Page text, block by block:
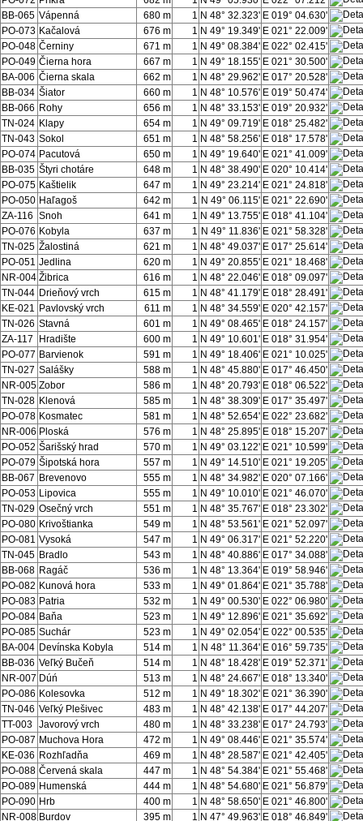
BB-065 Vápenná 680 m 1 N 48° 32.323' E 019° 04.630'
PO-073 Kačalová 676 m 1 N 49° 19.349' E 021° 22.009'
PO-048 Černiny 671 m 1 N 49° 08.384' E 022° 02.415'
PO-049 Čierna hora 667 m 1 N 49° 18.155' E 021° 30.500'
BA-006 Čierna skala 662 m 1 N 48° 29.962' E 017° 20.528'
BB-034 Šiator 660 m 1 N 48° 10.576' E 019° 50.474'
BB-066 Rohy 656 m 1 N 48° 33.153' E 019° 20.932'
TN-024 Klapy 654 m 1 N 49° 09.719' E 018° 25.482'
TN-043 Sokol 651 m 1 N 48° 58.256' E 018° 17.578'
PO-074 Pacutová 650 m 1 N 49° 19.640' E 021° 41.009'
BB-035 Štyri chotáre 648 m 1 N 48° 38.490' E 020° 10.414'
PO-075 Kaštielik 647 m 1 N 49° 23.214' E 021° 24.818'
PO-050 Haľagoš 642 m 1 N 49° 06.115' E 021° 22.690'
ZA-116 Snoh 641 m 1 N 49° 13.755' E 018° 41.104'
PO-076 Kobyla 637 m 1 N 49° 11.836' E 021° 58.328'
TN-025 Žalostiná 621 m 1 N 48° 49.037' E 017° 25.614'
PO-051 Jedlina 620 m 1 N 49° 20.855' E 021° 18.468'
NR-004 Žibrica 616 m 1 N 48° 22.046' E 018° 09.097'
TN-044 Drieňový vrch 615 m 1 N 48° 41.179' E 018° 28.491'
KE-021 Pavlovský vrch 611 m 1 N 48° 34.559' E 020° 42.157'
TN-026 Stavná 601 m 1 N 49° 08.465' E 018° 24.157'
ZA-117
Hradište 600 m 1 N 49° 10.601' E 018° 31.954'
PO-077 Barvienok 591 m 1 N 49° 18.406' E 021° 10.025'
TN-027 Salášky 588 m 1 N 48° 45.880' E 017° 46.450'
NR-005 Zobor 586 m 1 N 48° 20.793' E 018° 06.522'
TN-028 Klenová 585 m 1 N 48° 38.309' E 017° 35.497'
PO-078 Kosmatec 581 m 1 N 48° 52.654' E 022° 23.682'
NR-006 Ploská 576 m 1 N 48° 25.895' E 018° 15.207'
PO-052 Šarišský hrad 570 m 1 N 49° 03.122' E 021° 10.599'
PO-079 Šipotská hora 557 m 1 N 49° 14.510' E 021° 19.205'
BB-067 Brevenovo 555 m 1 N 48° 34.982' E 020° 07.166'
PO-053 Lipovica 555 m 1 N 49° 10.010' E 021° 46.070'
TN-029 Osečný vrch 551 m 1 N 48° 35.767' E 018° 23.302'
PO-080 Krivoštianka 549 m 1 N 48° 53.561' E 021° 52.097'
PO-081 Vysoká 547 m 1 N 49° 06.317' E 021° 52.220'
TN-045 Bradlo 543 m 1 N 48° 40.886' E 017° 34.088'
BB-068 Ragáč 536 m 1 N 48° 13.364' E 019° 58.946'
PO-082 Kunová hora 533 m 1 N 49° 01.864' E 021° 35.788'
PO-083 Patria 532 m 1 N 49° 00.530' E 022° 06.980'
PO-084 Baňa 523 m 1 N 49° 12.896' E 021° 35.692'
PO-085 Suchár 523 m 1 N 49° 02.054' E 022° 00.535'
BA-004 Devínska Kobyla 514 m 1 N 48° 11.364' E 016° 59.735'
BB-036 Veľký Bučeň 514 m 1 N 48° 18.428' E 019° 52.371'
NR-007 Dúń 513 m 1 N 48° 24.667' E 018° 13.340'
PO-086 Kolesovka 512 m 1 N 49° 18.302' E 021° 36.390'
TN-046 Veľký Plešivec 483 m 1 N 48° 42.138' E 017° 44.207'
TT-003 Javorový vrch 480 m 1 N 48° 33.238' E 017° 24.793'
PO-087 Muchova Hora 472 m 1 N 49° 08.446' E 021° 35.574'
KE-036 Rozhľadňa 469 m 1 N 48° 28.587' E 021° 42.405'
PO-088 Červená skala 447 m 1 N 48° 54.384' E 021° 55.468'
PO-089 Humenská 444 m 1 N 48° 54.680' E 021° 56.879'
PO-090 Hrb 400 m 1 N 48° 58.650' E 021° 46.800'
NR-008 Burdov 395 m 1 N 47° 49.963' E 018° 46.849'